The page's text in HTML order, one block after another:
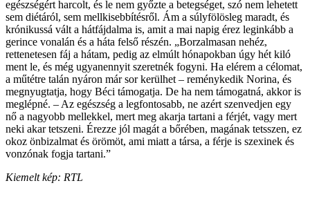
egészségért harcolt, és le nem győzte a betegséget, szó nem lehetett
sem diétáról, sem mellkisebbítésről. Ám a súlyfölösleg maradt, és
krónikussá vált a hátfájdalma is, amit a mai napig érez leginkább a
gerince vonalán és a háta felső részén. „Borzalmasan nehéz,
rettenetesen fáj a hátam, pedig az elmúlt hónapokban úgy hét kiló
ment le, és még ugyanennyit szeretnék fogyni. Ha elérem a célomat,
a műtétre talán nyáron már sor kerülhet – reménykedik Norina, és
megnyugtatja, hogy Béci támogatja. De ha nem támogatná, akkor is
meglépné. – Az egészség a legfontosabb, ne azért szenvedjen egy
nő a nagyobb mellekkel, mert meg akarja tartani a férjét, vagy mert
neki akar tetszeni. Érezze jól magát a bőré­ben, magának tetsszen, ez
okoz önbizalmat és örömöt, ami miatt a társa, a férje is szexinek és
vonzónak fogja tartani.”
Kiemelt kép: RTL